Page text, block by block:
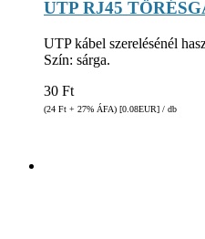
UTP RJ45
UTP kábel szerelésénél
Szín: sárga.
30 Ft
(24 Ft + 27% ÁFA) [0.08EUR] / db